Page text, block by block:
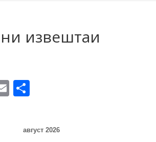
извештаи
EmailShare
август 2026